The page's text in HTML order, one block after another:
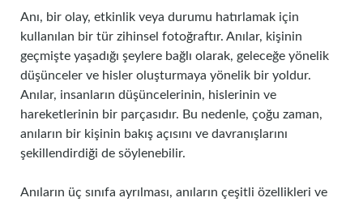
Anı, bir olay, etkinlik veya durumu hatırlamak için
kullanılan bir tür zihinsel fotoğraftır. Anılar, kişinin
geçmişte yaşadığı şeylere bağlı olarak, geleceğe yönelik
düşünceler ve hisler oluşturmaya yönelik bir yoldur.
Anılar, insanların düşüncelerinin, hislerinin ve
hareketlerinin bir parçasıdır. Bu nedenle, çoğu zaman,
anıların bir kişinin bakış açısını ve davranışlarını
şekillendirdiği de söylenebilir.
Anıların üç sınıfa ayrılması, anıların çeşitli özellikleri ve